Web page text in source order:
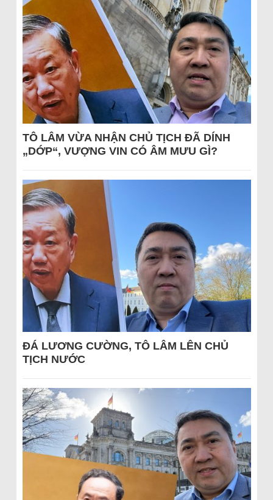
TÔ LÂM VỪA NHẬN CHỦ TỊCH ĐÃ DÍNH
„DỚP“, VƯỢNG VIN CÓ ÂM MƯU GÌ?
ĐÁ LƯƠNG CƯỜNG, TÔ LÂM LÊN CHỦ
TỊCH NƯỚC